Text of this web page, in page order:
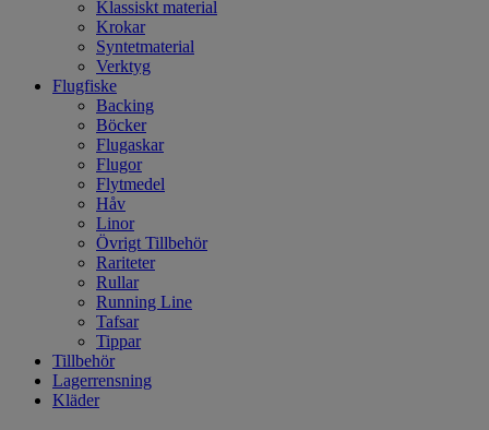
Klassiskt material
Krokar
Syntetmaterial
Verktyg
Flugfiske
Backing
Böcker
Flugaskar
Flugor
Flytmedel
Håv
Linor
Övrigt Tillbehör
Rariteter
Rullar
Running Line
Tafsar
Tippar
Tillbehör
Lagerrensning
Kläder